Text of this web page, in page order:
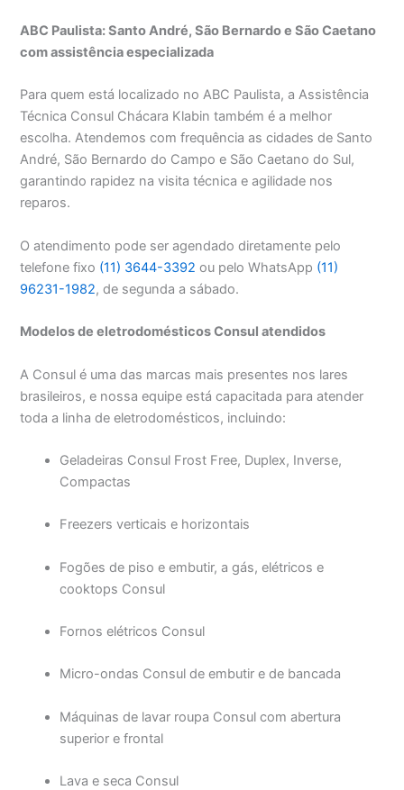
ABC Paulista: Santo André, São Bernardo e São Caetano
com assistência especializada
Para quem está localizado no ABC Paulista, a Assistência
Técnica Consul Chácara Klabin também é a melhor
escolha. Atendemos com frequência as cidades de Santo
André, São Bernardo do Campo e São Caetano do Sul,
garantindo rapidez na visita técnica e agilidade nos
reparos.
O atendimento pode ser agendado diretamente pelo
telefone fixo (11) 3644-3392 ou pelo WhatsApp (11)
96231-1982, de segunda a sábado.
Modelos de eletrodomésticos Consul atendidos
A Consul é uma das marcas mais presentes nos lares
brasileiros, e nossa equipe está capacitada para atender
toda a linha de eletrodomésticos, incluindo:
Geladeiras Consul Frost Free, Duplex, Inverse,
Compactas
Freezers verticais e horizontais
Fogões de piso e embutir, a gás, elétricos e
cooktops Consul
Fornos elétricos Consul
Micro-ondas Consul de embutir e de bancada
Máquinas de lavar roupa Consul com abertura
superior e frontal
Lava e seca Consul